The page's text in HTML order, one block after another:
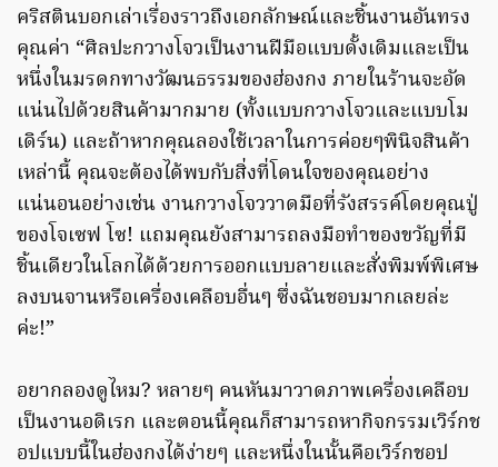
คริสตินบอกเล่าเรื่องราวถึงเอกลักษณ์และชิ้นงานอันทรง
คุณค่า “ศิลปะกวางโจวเป็นงานฝีมือแบบดั้งเดิมและเป็น
หนึ่งในมรดกทางวัฒนธรรมของฮ่องกง ภายในร้านจะอัด
แน่นไปด้วยสินค้ามากมาย (ทั้งแบบกวางโจวและแบบโม
เดิร์น) และถ้าหากคุณลองใช้เวลาในการค่อยๆพินิจสินค้า
เหล่านี้ คุณจะต้องได้พบกับสิ่งที่โดนใจของคุณอย่าง
แน่นอนอย่างเช่น งานกวางโจววาดมือที่รังสรรค์โดยคุณปู่
ของโจเซฟ โซ! แถมคุณยังสามารถลงมือทำของขวัญที่มี
ชิ้นเดียวในโลกได้ด้วยการออกแบบลายและสั่งพิมพ์พิเศษ
ลงบนจานหรือเครื่องเคลือบอื่นๆ ซึ่งฉันชอบมากเลยล่ะ
ค่ะ!”
อยากลองดูไหม? หลายๆ คนหันมาวาดภาพเครื่องเคลือบ
เป็นงานอดิเรก และตอนนี้คุณก็สามารถหากิจกรรมเวิร์กช
อปแบบนี้ในฮ่องกงได้ง่ายๆ และหนึ่งในนั้นคือเวิร์กชอป